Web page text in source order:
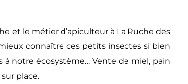
et le métier d’apiculteur à La Ruche des
connaître ces petits insectes si bien
notre écosystème… Vente de miel, pain
place.